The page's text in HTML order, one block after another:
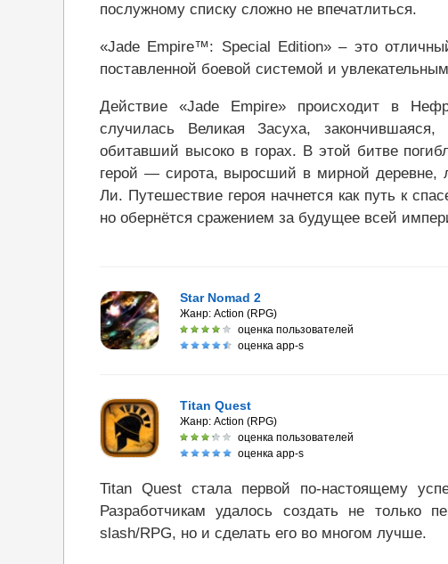
послужному списку сложно не впечатлиться.
«Jade Empire™: Special Edition» – это
поставленной боевой системой и
Действие «Jade Empire» происходит в
случилась Великая Засуха,
обитавший высоко в горах. В этой битве
герой — сирота, выросший в мирной деревне,
Ли. Путешествие героя начнется как путь к
но обернётся сражением за будущее всей
Star Nomad 2
Жанр: Action (RPG)
оценка пользователей
оценка app-s
Titan Quest
Жанр: Action (RPG)
оценка пользователей
оценка app-s
Titan Quest стала первой по-настоящему
Разработчикам удалось создать не только
slash/RPG, но и сделать его во многом лучше.